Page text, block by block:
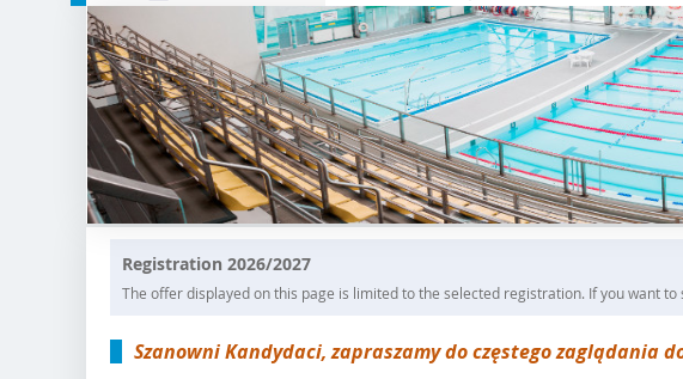
Registration 2026/2027
The offer displayed on this page is limited to the selected registration. If you want
Szanowni Kandydaci, zapraszamy do częstego zaglądania